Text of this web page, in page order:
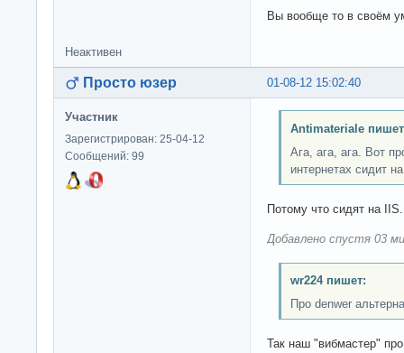
Вы вообще то в своём
Неактивен
01-08-12 15:02:40
Просто юзер
Участник
Зарегистрирован: 25-04-12
Сообщений: 99
Antimateriale
Ага, ага, ага. Вот
интернетах сидит
Потому что сидят на
Добавлено спустя 03
wr224 пишет:
Про denwer
Так наш "вибмастер"